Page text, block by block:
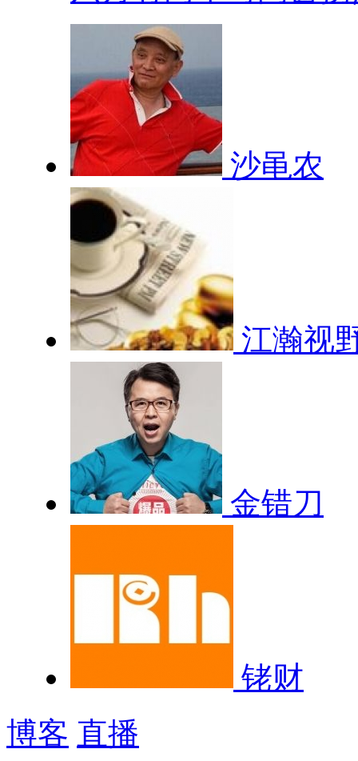
沙黾农
江瀚视
金错刀
铑财
博客 直播